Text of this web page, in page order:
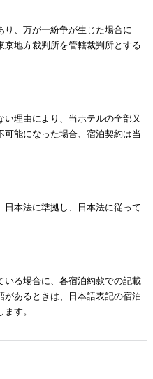
り、万が一紛争が生じた場合に
地方裁判所を管轄裁判所とする
理由により、当ホテルの全部又
能になった場合、宿泊契約は当
本法に準拠し、日本法に従って
る場合に、各宿泊約款での記載
あるときは、日本語表記の宿泊
す。